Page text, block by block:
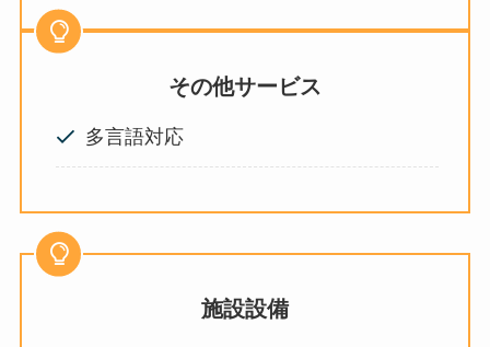
その他サービス
多言語対応
施設設備